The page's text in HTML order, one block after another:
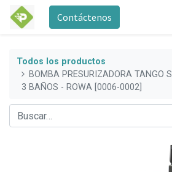
Contáctenos
Todos los productos
BOMBA PRESURIZADORA TANGO
3 BAÑOS - ROWA [0006-0002]